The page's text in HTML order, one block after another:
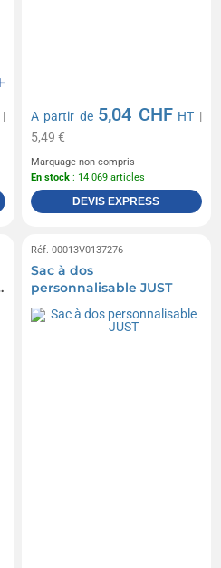
|
A partir de 5,04 CHF HT |
5,49 €
Marquage non compris
En stock : 14 069 articles
DEVIS EXPRESS
Réf. 00013V0137276
Sac à dos
personnalisable JUST